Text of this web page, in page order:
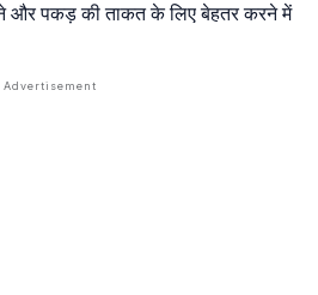
और पकड़ की ताकत के लिए बेहतर करने में